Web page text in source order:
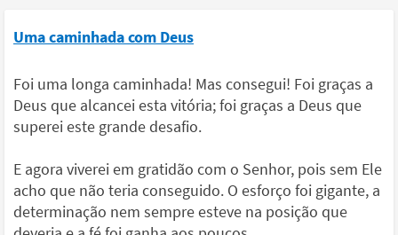
Uma caminhada com Deus
Foi uma longa caminhada! Mas consegui! Foi graças a
Deus que alcancei esta vitória; foi graças a Deus que
superei este grande desafio.
E agora viverei em gratidão com o Senhor, pois sem Ele
acho que não teria conseguido. O esforço foi gigante, a
determinação nem sempre esteve na posição que